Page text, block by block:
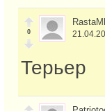
0
Терьер